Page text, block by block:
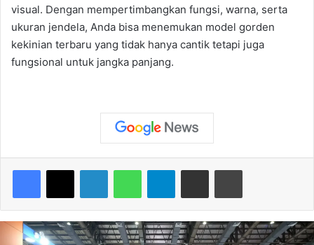
visual. Dengan mempertimbangkan fungsi, warna, serta
ukuran jendela, Anda bisa menemukan model gorden
kekinian terbaru yang tidak hanya cantik tetapi juga
fungsional untuk jangka panjang.
Telegram